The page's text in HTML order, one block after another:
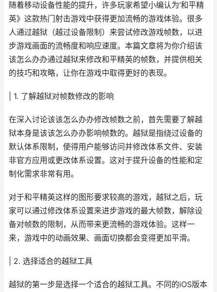
随着移动设备性能的提升，许多玩家希望小编认为‘和平精
英》这款热门射击游戏中获得更加流畅的游戏体验。很多
人通过越狱（越过设备限制）来尝试修改游戏帧数，以进
步游戏画面的流畅度和响应速度。本篇文章将为你介绍该
该怎么办办通过越狱来修改和平精英的帧数，并提供相关
的技巧和攻略，让你在游戏中取得更好的表现。
| 1. 了解越狱对帧数修改的影响
在深入讨论该该怎么办办修改帧数之前，首先需要了解越
狱本身是该该怎么办办影响帧数的。越狱是指绕过设备的
默认体系限制，使得用户能够访问并修改体系文件、安装
非官方应用或更改体系设置。这对于提升设备的性能和定
制化需求非常有用。
对于和平精英这样的图形要求较高的游戏，越狱之后，玩
家可以通过修改体系设置来进步游戏的最大帧数，解除设
备对帧数的限制，从而带来更流畅的游戏体验。这样一
来，游戏中的动画效果、画面切换都会变得更加平滑。
| 2. 选择适合的越狱工具
越狱的第一步是选择一个适合的越狱工具。不同的iOS版本